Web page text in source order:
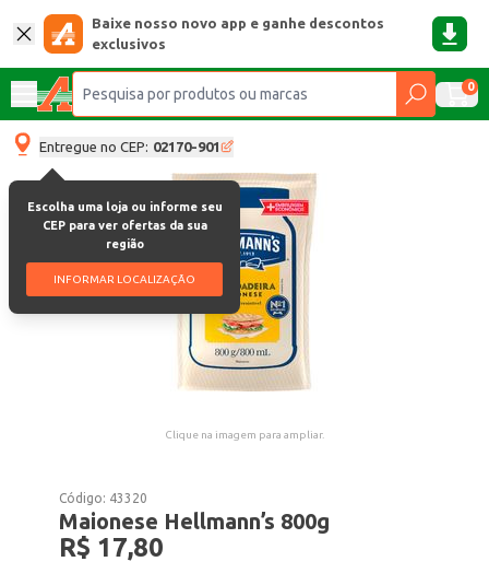
Baixe nosso novo app e ganhe descontos
exclusivos
0
Entregue no CEP: 02170-901
Escolha uma loja ou informe seu
CEP para ver ofertas da sua
região
INFORMAR LOCALIZAÇÃO
Clique na imagem para ampliar.
Código: 43320
Maionese Hellmann’s 800g
R$ 17,80